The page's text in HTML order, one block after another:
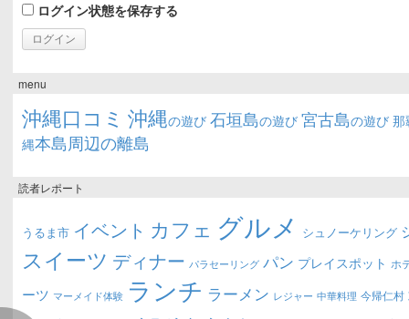
ログイン状態を保存する
menu
沖縄口コミ 沖縄の遊び 石垣島の遊び 宮古島の遊び 那
縄本島周辺の離島
読者レポート
うるま市 イベント カフェ グルメ シュノーケリング
スイーツ ディナー パラセーリング パン プレイスポット ホ
ーツ マーメイド体験 ランチ ラーメン レジャー 中華料理 今帰仁村